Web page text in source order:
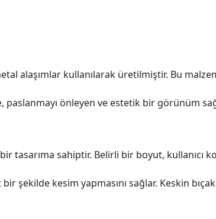
alaşımlar kullanılarak üretilmiştir. Bu
önleyen ve estetik bir görünüm
tasarıma sahiptir. Belirli bir boyut, kullanıcı
şekilde kesim yapmasını sağlar. Keskin